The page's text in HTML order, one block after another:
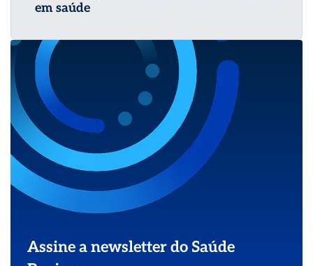
em saúde
Assine a newsletter do Saúde